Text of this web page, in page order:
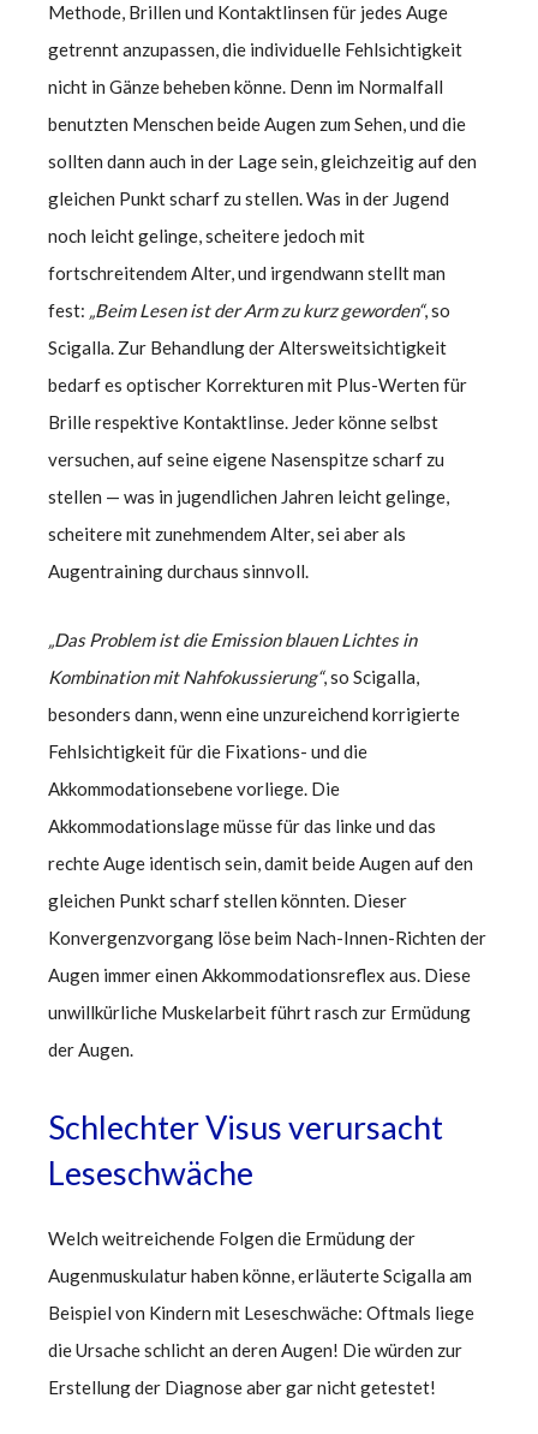
Methode, Brillen und Kontaktlinsen für jedes Auge
getrennt anzupassen, die individuelle Fehlsichtigkeit
nicht in Gänze beheben könne. Denn im Normalfall
benutzten Menschen beide Augen zum Sehen, und die
sollten dann auch in der Lage sein, gleichzeitig auf den
gleichen Punkt scharf zu stellen. Was in der Jugend
noch leicht gelinge, scheitere jedoch mit
fortschreitendem Alter, und irgendwann stellt man
fest: „Beim Lesen ist der Arm zu kurz geworden“, so
Scigalla. Zur Behandlung der Altersweitsichtigkeit
bedarf es optischer Korrekturen mit Plus-Werten für
Brille respektive Kontaktlinse. Jeder könne selbst
versuchen, auf seine eigene Nasenspitze scharf zu
stellen — was in jugendlichen Jahren leicht gelinge,
scheitere mit zunehmendem Alter, sei aber als
Augentraining durchaus sinnvoll.
„Das Problem ist die Emission blauen Lichtes in
Kombination mit Nahfokussierung“, so Scigalla,
besonders dann, wenn eine unzureichend korrigierte
Fehlsichtigkeit für die Fixations- und die
Akkommodationsebene vorliege. Die
Akkommodationslage müsse für das linke und das
rechte Auge identisch sein, damit beide Augen auf den
gleichen Punkt scharf stellen könnten. Dieser
Konvergenzvorgang löse beim Nach-Innen-Richten der
Augen immer einen Akkommodationsreflex aus. Diese
unwillkürliche Muskelarbeit führt rasch zur Ermüdung
der Augen.
Schlechter Visus verursacht
Leseschwäche
Welch weitreichende Folgen die Ermüdung der
Augenmuskulatur haben könne, erläuterte Scigalla am
Beispiel von Kindern mit Leseschwäche: Oftmals liege
die Ursache schlicht an deren Augen! Die würden zur
Erstellung der Diagnose aber gar nicht getestet!